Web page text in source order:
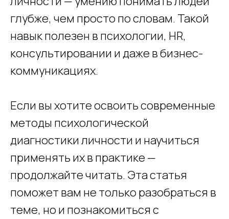
глубже, чем просто по словам. Такой
навык полезен в психологии, HR,
консультировании и даже в бизнес-
коммуникациях.
Если вы хотите освоить современные
методы психологической
диагностики личности и научиться
применять их в практике —
продолжайте читать. Эта статья
поможет вам не только разобраться в
теме, но и познакомиться с